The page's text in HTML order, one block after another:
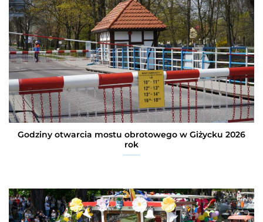
Godziny otwarcia mostu obrotowego w Giżycku 2026
rok